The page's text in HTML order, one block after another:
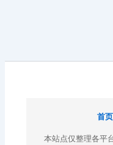
首页
本站点仅整理各平